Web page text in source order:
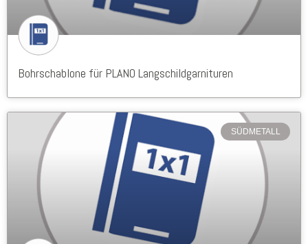
Bohrschablone für PLANO Langschildgarnituren
SÜDMETALL